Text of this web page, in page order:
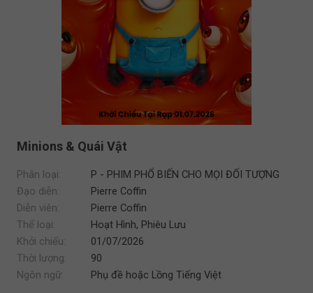
Minions & Quái Vật
Phân loại:
P - PHIM PHỔ BIẾN CHO MỌI ĐỐI TƯỢNG
Đạo diễn:
Pierre Coffin
Diễn viên:
Pierre Coffin
Thể loại:
Hoạt Hình, Phiêu Lưu
Khởi chiếu:
01/07/2026
Thời lượng:
90
Ngôn ngữ:
Phụ đề hoặc Lồng Tiếng Việt